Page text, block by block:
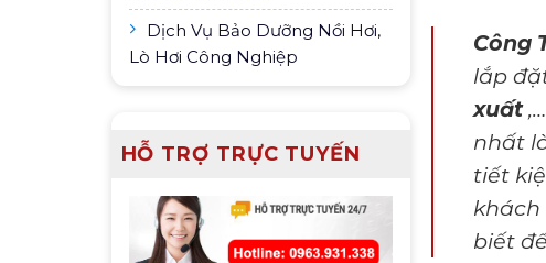
Dịch Vụ Bảo Dưỡng Nồi Hơi,
Lò Hơi Công Nghiệp
HỖ TRỢ TRỰC TUYẾN
Công
lắp
xuất
nhất
tiết
biết